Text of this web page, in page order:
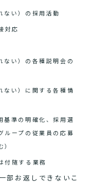
ない）の採用活動
対応
ない）の各種説明会の
ない）に関する各種情
基準の明確化、採用選
ループの従業員の応募
付随する業務
部お返しできないこ